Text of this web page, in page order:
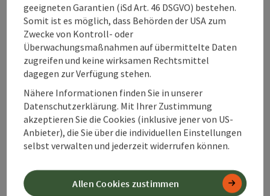
Beitrag merken
zum Merkzettel
PDF erstellen
Beitrag drucken
powered byTOURDATA Änderung vorschlagen
geeigneten Garantien (iSd Art. 46 DSGVO) bestehen.
Somit ist es möglich, dass Behörden der USA zum
Zwecke von Kontroll- oder
Überwachungsmaßnahmen auf übermittelte Daten
zugreifen und keine wirksamen Rechtsmittel
dagegen zur Verfügung stehen.
Nähere Informationen finden Sie in unserer
Datenschutzerklärung. Mit Ihrer Zustimmung
akzeptieren Sie die Cookies (inklusive jener von US-
Anbieter), die Sie über die individuellen Einstellungen
selbst verwalten und jederzeit widerrufen können.
Allen Cookies zustimmen